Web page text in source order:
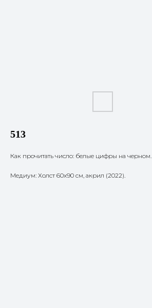
513
Как прочитать число: белые цифры на черном.
Медиум: Холст 60х90 см, акрил (2022).